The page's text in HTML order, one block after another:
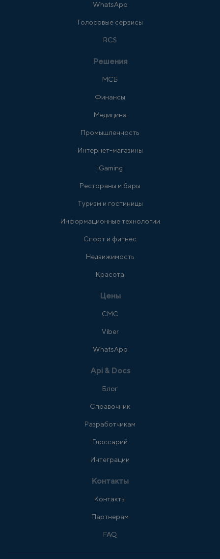
WhatsApp
Голосовые сервисы
RCS
Решения
МСБ
Финансы
Медицина
Промышленность
Интернет-магазины
iGaming
Рестораны и бары
Туризм и гостиницы
Информационные технологии
Спорт и фитнес
Недвижимость
Красота
Цены
СМС
Viber
WhatsApp
Api & Docs
Блог
Справочник
Разработчикам
Глоссарий
Интеграции
Контакты
Контакты
Партнерам
FAQ